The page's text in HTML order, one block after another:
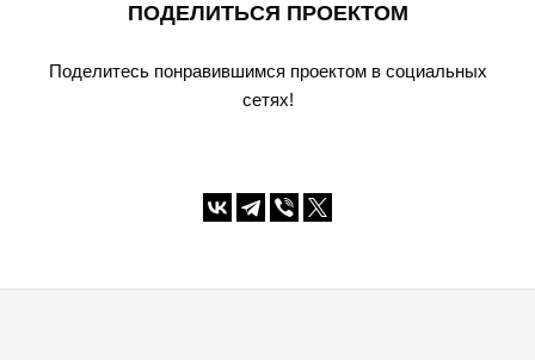
ПОДЕЛИТЬСЯ ПРОЕКТОМ
Поделитесь понравившимся проектом в социальных
сетях!